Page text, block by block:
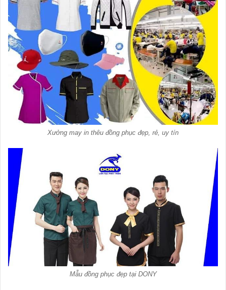
Xưởng may in thêu đồng phục đẹp, rẻ, uy tín
Mẫu đồng phục đẹp tại DONY